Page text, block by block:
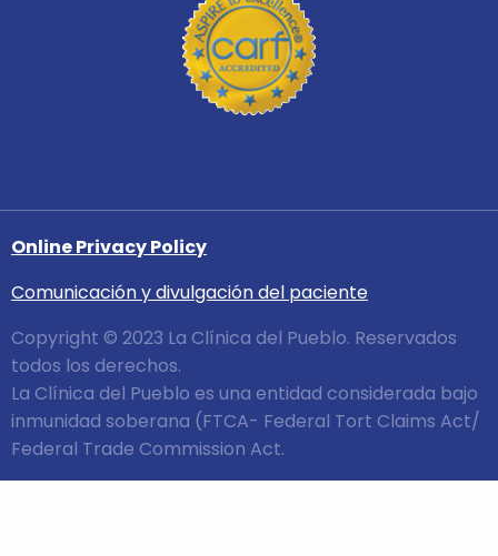
Online Privacy Policy
Comunicación y divulgación del paciente
Copyright © 2023 La Clínica del Pueblo. Reservados
todos los derechos.
La Clínica del Pueblo es una entidad considerada bajo
inmunidad soberana (FTCA- Federal Tort Claims Act/
Federal Trade Commission Act.